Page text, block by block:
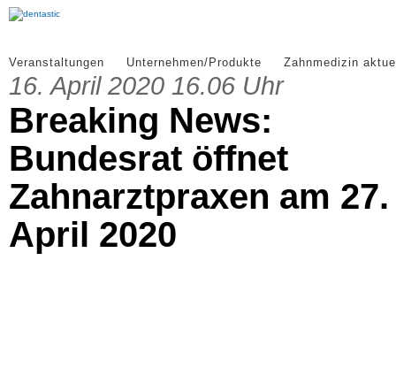
Veranstaltungen Unternehmen/Produkte Zahnmedizin
16. April 2020 16.06 Uhr
Breaking News:
Bundesrat öffnet
Zahnarztpraxen am 27.
April 2020